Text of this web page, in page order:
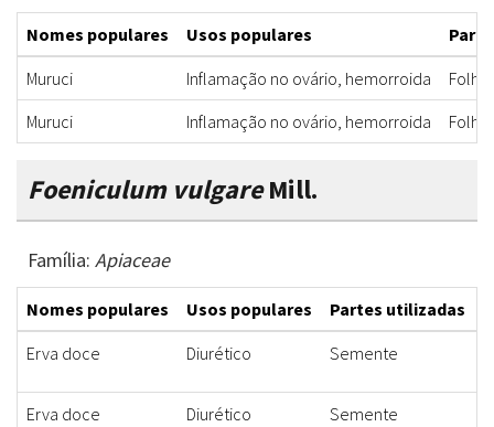
Nomes populares Usos populares
Muruci
Inflamação no ovário, hemorroida
Folha
Muruci
Inflamação no ovário, hemorroida Folha
Foeniculum vulgareMill.
Família: Apiaceae
Nomes populares Usos populares Partes utilizadas
Erva doce
Diurético Semente
Erva doce Diurético Semente